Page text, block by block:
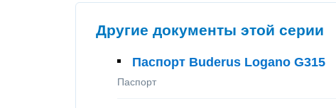
Другие документы этой серии
Паспорт Buderus Logano G315
Паспорт